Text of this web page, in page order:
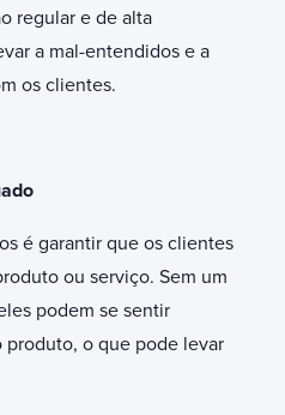
regular e de alta
a mal-entendidos e a
os clientes.
é garantir que os clientes
ou serviço. Sem um
podem se sentir
o que pode levar